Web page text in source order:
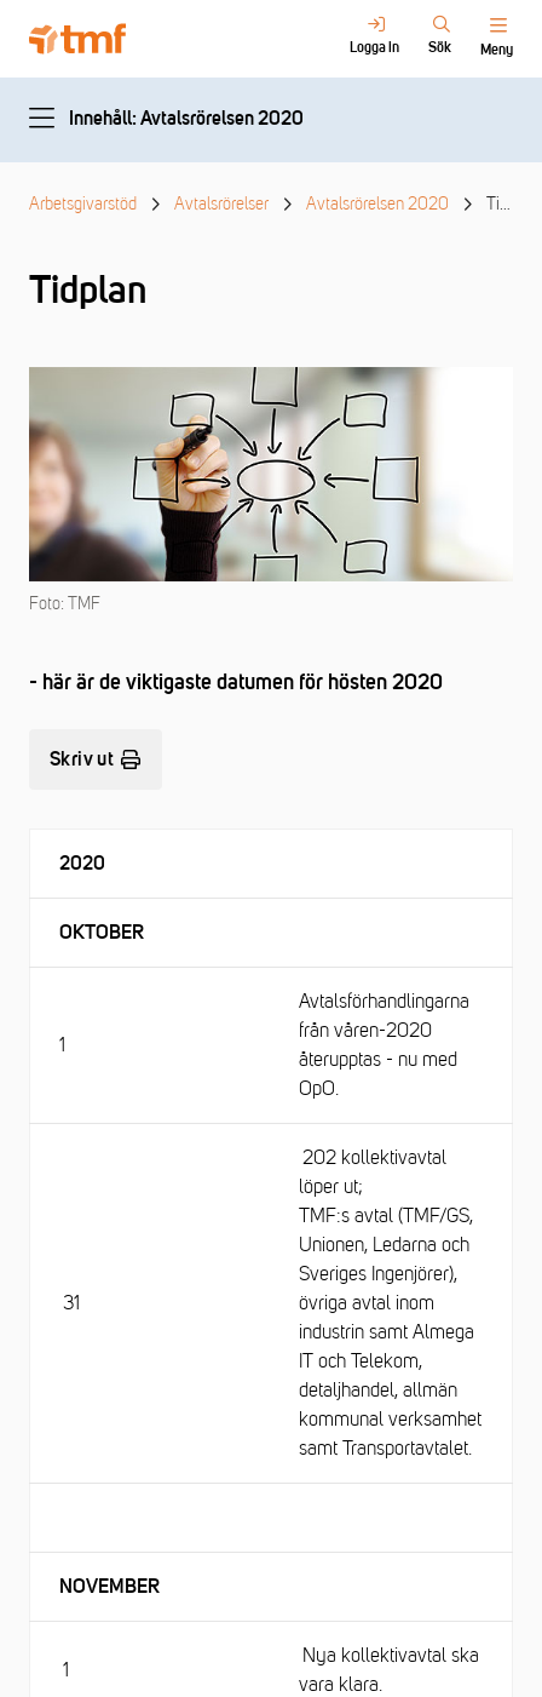
Logga in Sök Meny
Innehåll: Avtalsrörelsen 2020
Arbetsgivarstöd Avtalsrörelser Avtalsrörelsen 2020 Tidplan
Tidplan
Foto: TMF
- här är de viktigaste datumen för hösten 2020
Skriv ut
2020
OKTOBER
1
Avtalsförhandlingarna
från våren-2020
återupptas - nu med
OpO.
31
202 kollektivavtal
löper ut;
TMF:s avtal (TMF/GS,
Unionen, Ledarna och
Sveriges Ingenjörer),
övriga avtal inom
industrin samt Almega
IT och Telekom,
detaljhandel, allmän
kommunal verksamhet
samt Transportavtalet.
NOVEMBER
1
Nya kollektivavtal ska
vara klara.